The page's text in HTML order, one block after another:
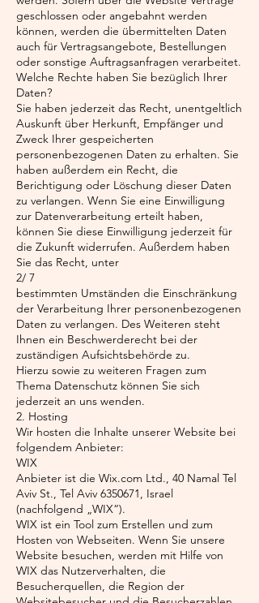
geschlossen oder angebahnt werden
können, werden die übermittelten Daten
auch für Vertragsangebote, Bestellungen
oder sonstige Auftragsanfragen verarbeitet.
Welche Rechte haben Sie bezüglich Ihrer
Daten?
Sie haben jederzeit das Recht, unentgeltlich
Auskunft über Herkunft, Empfänger und
Zweck Ihrer gespeicherten
personenbezogenen Daten zu erhalten. Sie
haben außerdem ein Recht, die
Berichtigung oder Löschung dieser Daten
zu verlangen. Wenn Sie eine Einwilligung
zur Datenverarbeitung erteilt haben,
können Sie diese Einwilligung jederzeit für
die Zukunft widerrufen. Außerdem haben
Sie das Recht, unter
2/ 7
bestimmten Umständen die Einschränkung
der Verarbeitung Ihrer personenbezogenen
Daten zu verlangen. Des Weiteren steht
Ihnen ein Beschwerderecht bei der
zuständigen Aufsichtsbehörde zu.
Hierzu sowie zu weiteren Fragen zum
Thema Datenschutz können Sie sich
jederzeit an uns wenden.
2. Hosting
Wir hosten die Inhalte unserer Website bei
folgendem Anbieter:
WIX
Anbieter ist die Wix.com Ltd., 40 Namal Tel
Aviv St., Tel Aviv 6350671, Israel
(nachfolgend „WIX“).
WIX ist ein Tool zum Erstellen und zum
Hosten von Webseiten. Wenn Sie unsere
Website besuchen, werden mit Hilfe von
WIX das Nutzerverhalten, die
Besucherquellen, die Region der